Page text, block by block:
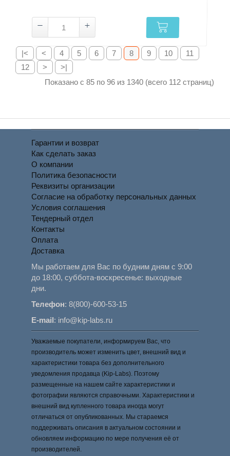
|< < 4 5 6 7 8 9 10
11
12
>
>|
Показано с 85 по 96 из 1340 (всего 112 страниц)
Гарантии и возврат
Как сделать заказ
О компании
Политика безопасности
Реквизиты организации
Согласие на обработку персональных данных
Условия соглашения
Тендерный отдел
Контакты
Оплата
Доставка
Мы работаем для Вас по будним дням с 9:00
до 18:00, суббота-воскресенье: выходные
дни.
Телефон:8(800)-600-53-15
E-mail: info@kip-labs.ru
Уважаемые покупатели, информируем Вас, что
производитель может изменить цвет, внешний вид и
характеристики товара без дополнительного
уведомления продавца (Kip-Labs). Поэтому
размещенные на нашем сайте характеристики и
фотографии являются справочными. Характеристики и
внешний вид купленного товара иногда могут
отличаться от опубликованных. Мы стараемся
поддерживать описания в актуальном состоянии и
обновляем информацию по мере получения её от
производителей.